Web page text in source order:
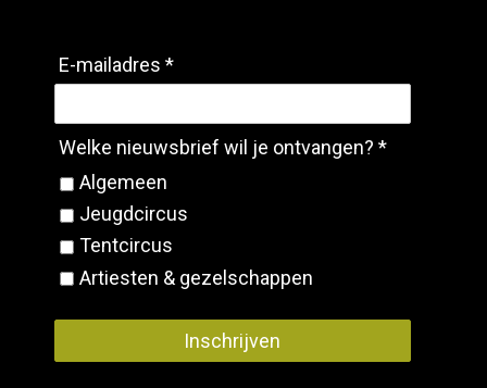
E-mailadres *
Welke nieuwsbrief wil je ontvangen? *
Algemeen
Jeugdcircus
Tentcircus
Artiesten & gezelschappen
Inschrijven